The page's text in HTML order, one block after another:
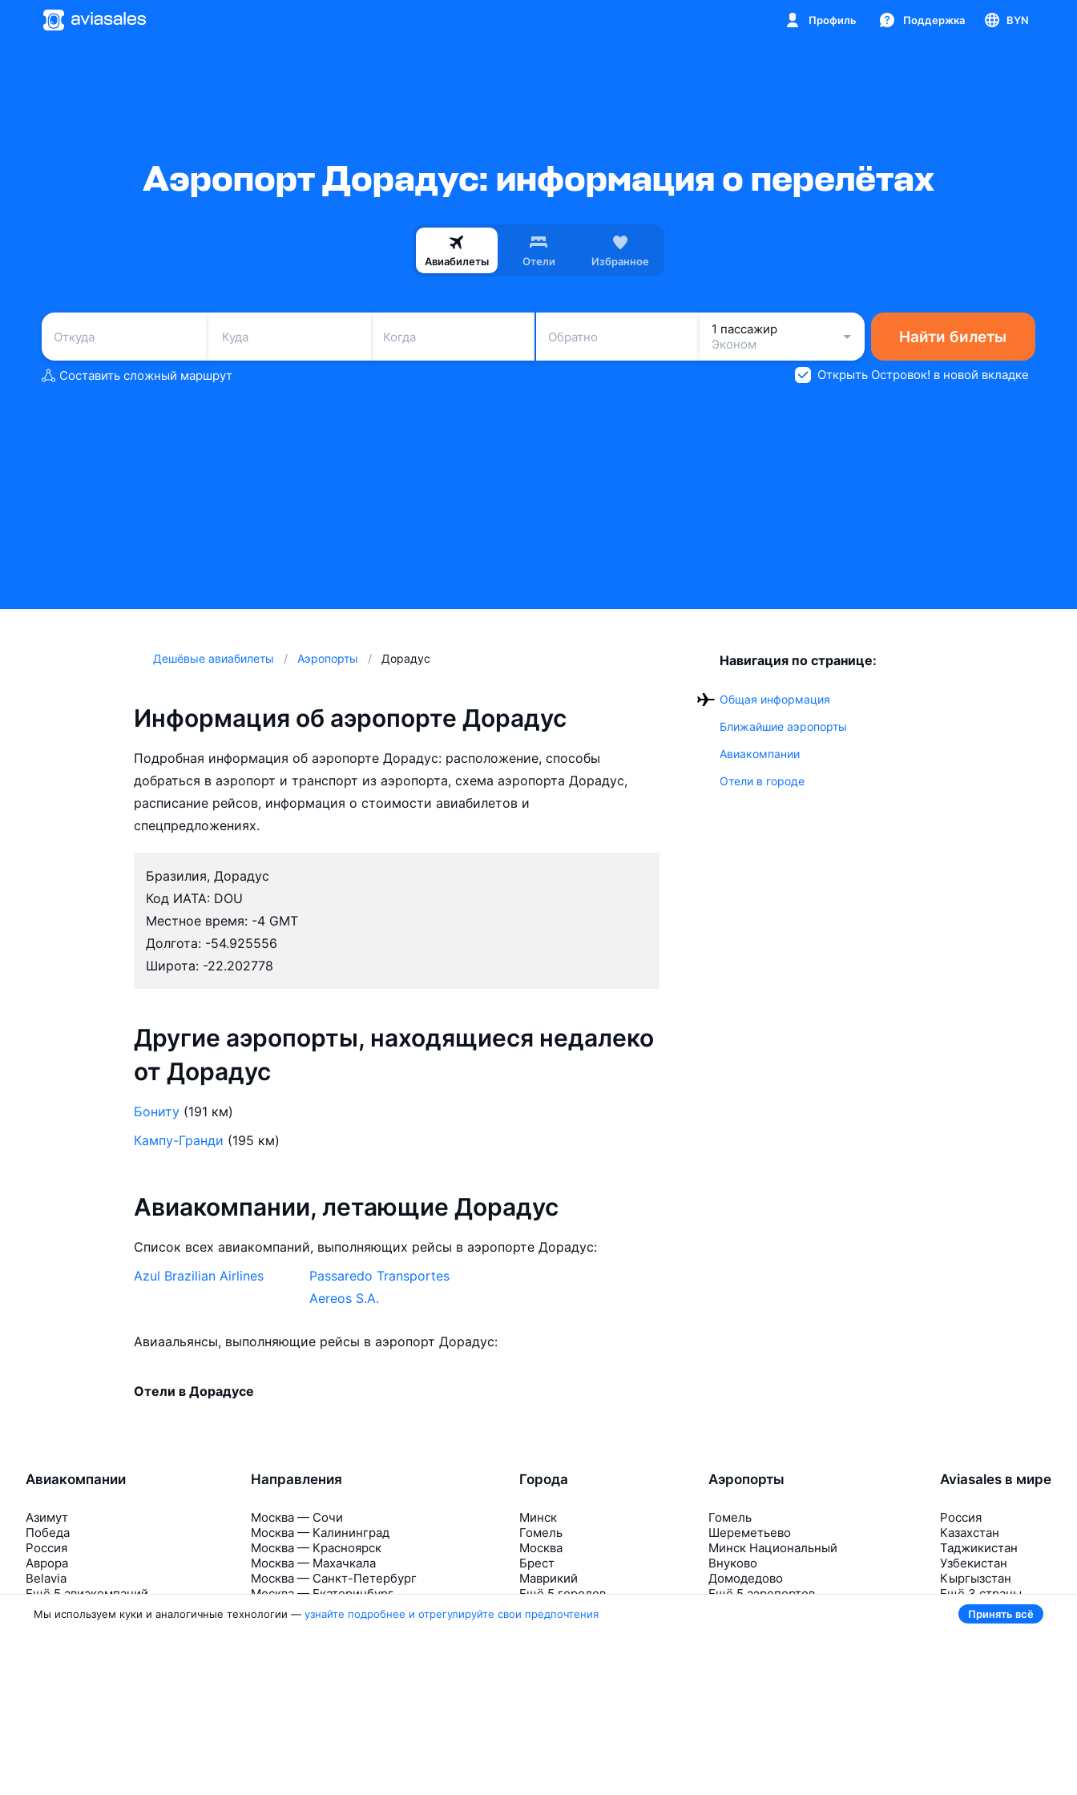
Профиль Поддержка BYN
Аэропорт Дорадус: информация о перелётах
Авиабилеты Отели Избранное
Когда Обратно
1 пассажир
Эконом
Найти билеты
Составить сложный маршрут Открыть Островок! в новой вкладке
Дешёвые авиабилеты Аэропорты Дорадус
Информация об аэропорте Дорадус
Подробная информация об аэропорте Дорадус: расположение, способы
добраться в аэропорт и транспорт из аэропорта, схема аэропорта Дорадус,
расписание рейсов, информация о стоимости авиабилетов и
спецпредложениях.
Бразилия, Дорадус
Код ИАТА: DOU
Местное время: -4 GMT
Долгота: -54.925556
Широта: -22.202778
Другие аэропорты, находящиеся недалеко
от Дорадус
Бониту (191 км)
Кампу-Гранди (195 км)
Авиакомпании, летающие Дорадус
Список всех авиакомпаний, выполняющих рейсы в аэропорте Дорадус:
Azul Brazilian Airlines
Passaredo Transportes
Aereos S.A.
Авиаальянсы, выполняющие рейсы в аэропорт Дорадус:
Отели в Дорадусе
Навигация по странице:
Общая информация
Ближайшие аэропорты
Авиакомпании
Отели в городе
Авиакомпании
Азимут
Победа
Россия
Аврора
Belavia
Ещё 5 авиакомпаний
Направления
Москва — Сочи
Москва — Калининград
Москва — Красноярск
Москва — Махачкала
Москва — Санкт-Петербург
Москва — Екатеринбург
Города
Минск
Гомель
Москва
Брест
Маврикий
Ещё 5 городов
Аэропорты
Гомель
Шереметьево
Минск Национальный
Внуково
Домодедово
Ещё 5 аэропортов
Aviasales в мире
Россия
Казахстан
Таджикистан
Узбекистан
Кыргызстан
Ещё 3 страны
Мы используем куки и аналогичные технологии — узнайте подробнее и отрегулируйте свои предпочтения Принять всё